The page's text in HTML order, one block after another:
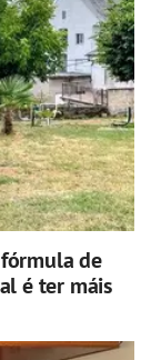
de
é ter máis